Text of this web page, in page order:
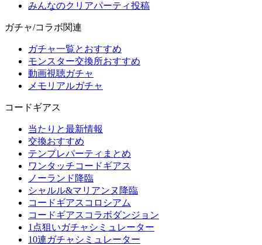
みんなのクリアパーティ投稿
ガチャ/コラボ関連
ガチャ一覧とおすすめ
モンスター交換所おすすめ
動画視聴ガチャ
メモリアルガチャ
コードギアス
当たりと最新情報
交換おすすめ
テンプレパーティまとめ
ワンタッチコードギアス
ノーランド降臨
シャルル&マリアンヌ降臨
コードギアスコロシアム
コードギアスコラボダンジョン
1点狙いガチャシミュレーター
10連ガチャシミュレーター